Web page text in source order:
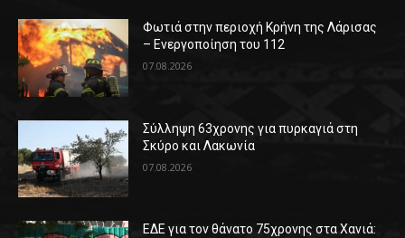
Φωτιά στην περιοχή Κρήνη της Λάρισας
– Ενεργοποίηση του 112
07.08.2026
Σύλληψη 63χρονης για πυρκαγιά στη
Σκύρο και Λακωνία
07.08.2026
ΕΔΕ για τον θάνατο 75χρονης στα Χανιά: